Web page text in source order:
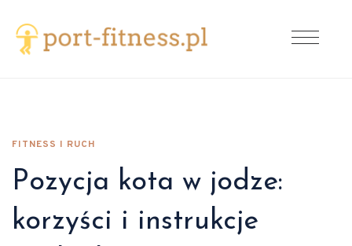
FITNESS I RUCH
Pozycja kota w jodze:
korzyści i instrukcje